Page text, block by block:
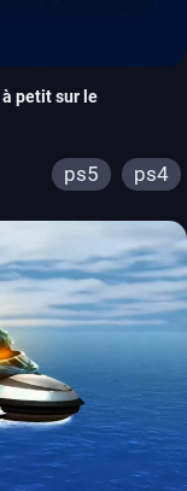
petit sur le
ps5 ps4